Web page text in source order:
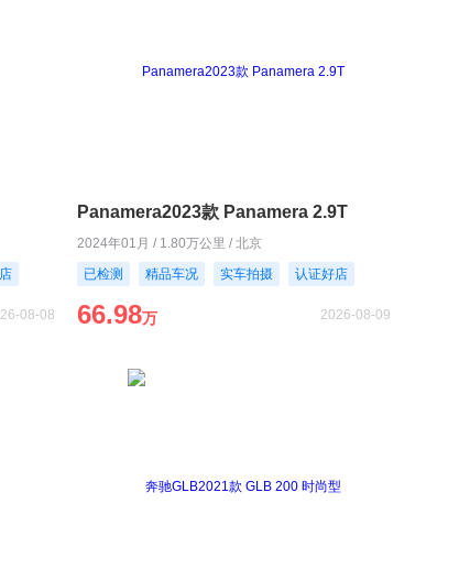
08-08
Panamera2023款 Panamera 2.9T
2024年01月 / 1.80万公里 / 北京
已检测
精品车况 实车拍摄 认证好店
66.98万 2026-08-09